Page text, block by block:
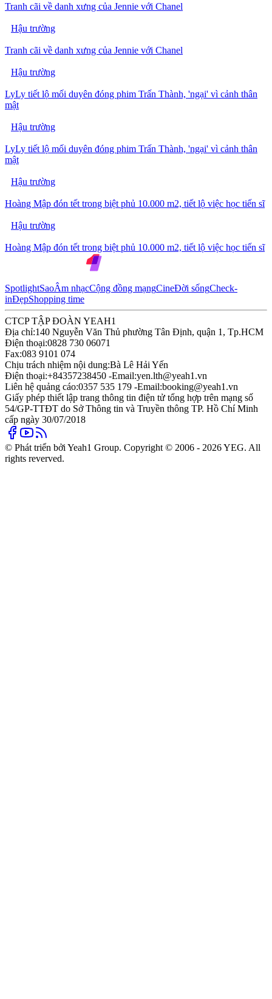
Tranh cãi về danh xưng của Jennie với Chanel
Hậu trường
Tranh cãi về danh xưng của Jennie với Chanel
Hậu trường
LyLy tiết lộ mối duyên đóng phim Trấn Thành, 'ngại' vì cảnh thân
mật
Hậu trường
LyLy tiết lộ mối duyên đóng phim Trấn Thành, 'ngại' vì cảnh thân
mật
Hậu trường
Hoàng Mập đón tết trong biệt phủ 10.000 m2, tiết lộ việc học tiến sĩ
Hậu trường
Hoàng Mập đón tết trong biệt phủ 10.000 m2, tiết lộ việc học tiến sĩ
SpotlightSaoÂm nhạcCộng đồng mạngCineĐời sốngCheck-
inĐẹpShopping time
CTCP TẬP ĐOÀN YEAH1
Địa chỉ:140 Nguyễn Văn Thủ phường Tân Định, quận 1, Tp.HCM
Điện thoại:0828 730 06071
Fax:083 9101 074
Chịu trách nhiệm nội dung:Bà Lê Hải Yến
Điện thoại:+84357238450 -Email:yen.lth@yeah1.vn
Liên hệ quảng cáo:0357 535 179 -Email:booking@yeah1.vn
Giấy phép thiết lập trang thông tin điện tử tổng hợp trên mạng số
54/GP-TTĐT do Sở Thông tin và Truyền thông TP. Hồ Chí Minh
cấp ngày 30/07/2018
© Phát triển bởi Yeah1 Group. Copyright © 2006 - 2026 YEG. All
rights reverved.